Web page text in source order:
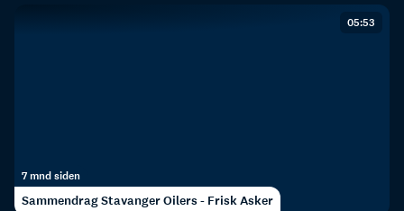
05:53
7 mnd siden
Sammendrag Stavanger Oilers - Frisk Asker